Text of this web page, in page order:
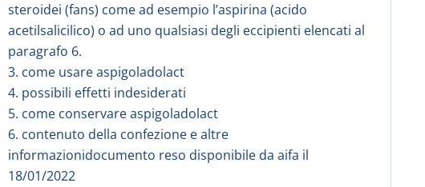
steroidei (fans) come ad esempio l’aspirina (acido
acetilsalicilico) o ad uno qualsiasi degli eccipienti elencati al
paragrafo 6.
3. come usare aspigoladolact
4. possibili effetti indesiderati
5. come conservare aspigoladolact
6. contenuto della confezione e altre
informazionidocumento reso disponibile da aifa il
18/01/2022